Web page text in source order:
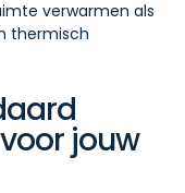
verwarmen als
thermisch
jouw